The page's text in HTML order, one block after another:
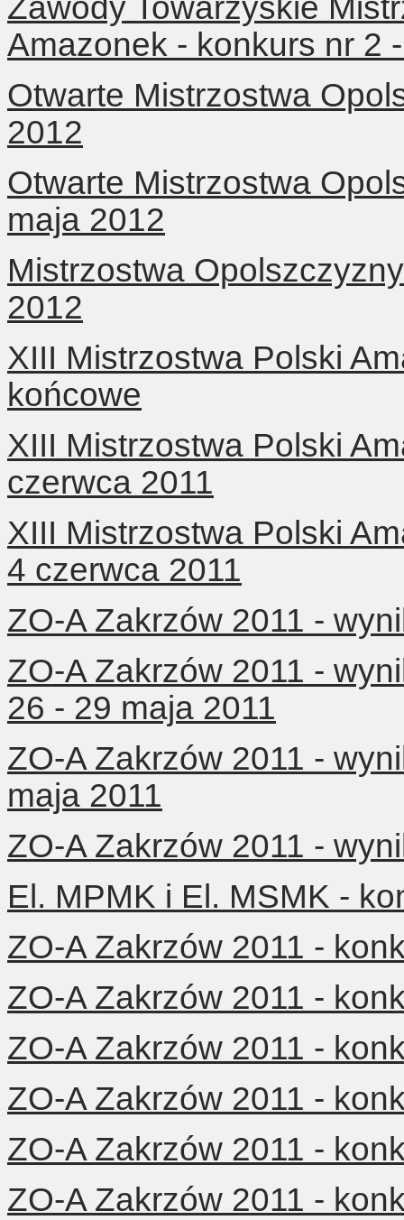
Zawody Towarzyskie
Amazonek - konkurs nr 2
Otwarte Mistrzostwa
2012
Otwarte Mistrzostwa
maja 2012
Mistrzostwa
2012
XIII Mistrzostwa Polski
końcowe
XIII Mistrzostwa Polski
czerwca 2011
XIII Mistrzostwa Polski
4 czerwca 2011
ZO-A Zakrzów 2011 -
ZO-A Zakrzów 2011 -
26 - 29 maja 2011
ZO-A Zakrzów 2011 -
maja 2011
ZO-A Zakrzów 2011 -
El. MPMK i El. MSMK -
ZO-A Zakrzów 2011 -
ZO-A Zakrzów 2011 -
ZO-A Zakrzów 2011 -
ZO-A Zakrzów 2011 -
ZO-A Zakrzów 2011 -
ZO-A Zakrzów 2011 -